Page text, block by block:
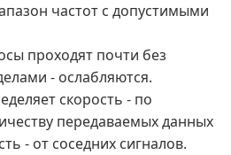
частот с допустимыми
проходят почти без
- ослабляются.
скорость - по
передаваемых данных
- от соседних сигналов.